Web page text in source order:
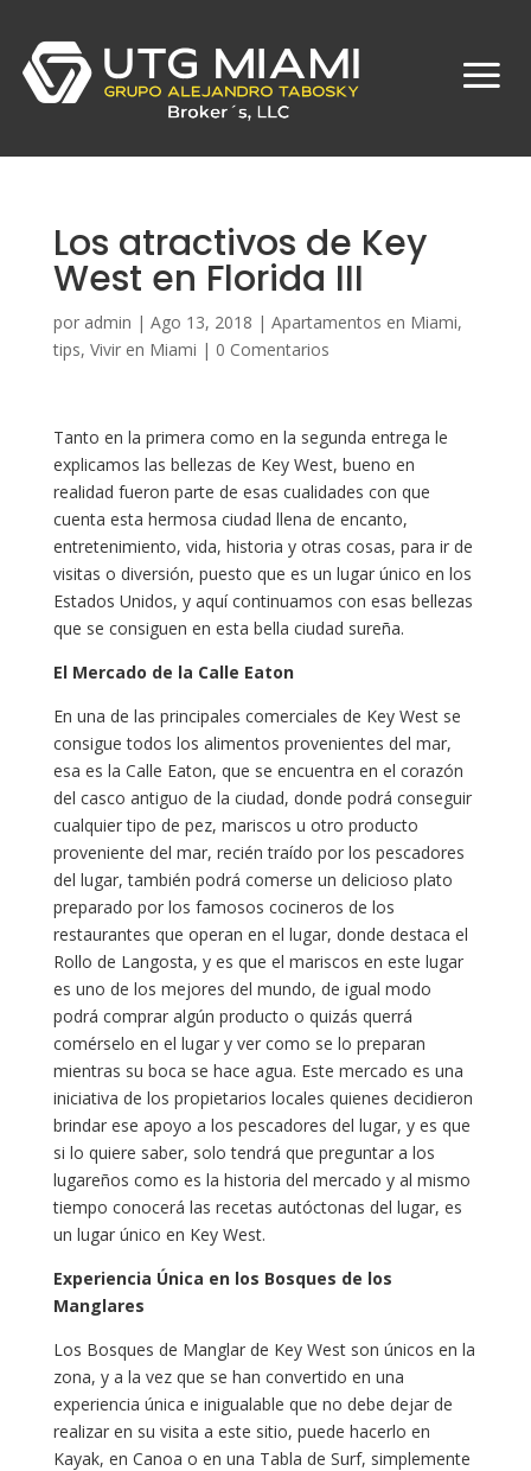
Los atractivos de Key
West en Florida III
por admin | Ago 13, 2018 | Apartamentos en Miami,
tips, Vivir en Miami | 0 Comentarios
Tanto en la primera como en la segunda entrega le
explicamos las bellezas de Key West, bueno en
realidad fueron parte de esas cualidades con que
cuenta esta hermosa ciudad llena de encanto,
entretenimiento, vida, historia y otras cosas, para ir de
visitas o diversión, puesto que es un lugar único en los
Estados Unidos, y aquí continuamos con esas bellezas
que se consiguen en esta bella ciudad sureña.
El Mercado de la Calle Eaton
En una de las principales comerciales de Key West se
consigue todos los alimentos provenientes del mar,
esa es la Calle Eaton, que se encuentra en el corazón
del casco antiguo de la ciudad, donde podrá conseguir
cualquier tipo de pez, mariscos u otro producto
proveniente del mar, recién traído por los pescadores
del lugar, también podrá comerse un delicioso plato
preparado por los famosos cocineros de los
restaurantes que operan en el lugar, donde destaca el
Rollo de Langosta, y es que el mariscos en este lugar
es uno de los mejores del mundo, de igual modo
podrá comprar algún producto o quizás querrá
comérselo en el lugar y ver como se lo preparan
mientras su boca se hace agua. Este mercado es una
iniciativa de los propietarios locales quienes decidieron
brindar ese apoyo a los pescadores del lugar, y es que
si lo quiere saber, solo tendrá que preguntar a los
lugareños como es la historia del mercado y al mismo
tiempo conocerá las recetas autóctonas del lugar, es
un lugar único en Key West.
Experiencia Única en los Bosques de los
Manglares
Los Bosques de Manglar de Key West son únicos en la
zona, y a la vez que se han convertido en una
experiencia única e inigualable que no debe dejar de
realizar en su visita a este sitio, puede hacerlo en
Kayak, en Canoa o en una Tabla de Surf, simplemente